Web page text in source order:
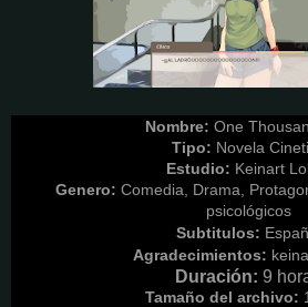
Nombre: One
Tipo: Novela
Estudio: Keinart
Genero: Comedia, Drama,
psicológicos
Subtitulos:
Agradecimientos:
Duración: 9
Tamaño del archivo: